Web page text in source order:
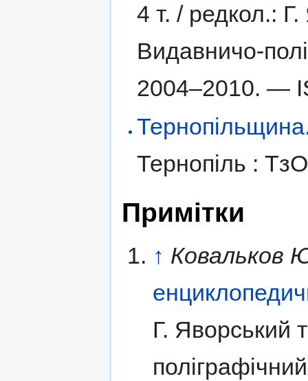
4 т. /редкол.: Г.
Видавничо-
2004–2010. —
Тернопільщина.
Тернопіль :
Примітки
↑ Ковальков
Г. Яворський